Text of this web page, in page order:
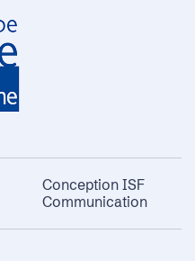
Conception ISF
Communication